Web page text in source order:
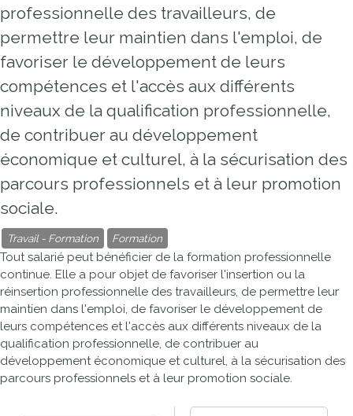
professionnelle des travailleurs, de
permettre leur maintien dans l'emploi, de
favoriser le développement de leurs
compétences et l'accès aux différents
niveaux de la qualification professionnelle,
de contribuer au développement
économique et culturel, à la sécurisation des
parcours professionnels et à leur promotion
sociale.
Travail - Formation Formation
Tout salarié peut bénéficier de la formation professionnelle
continue. Elle a pour objet de favoriser l'insertion ou la
réinsertion professionnelle des travailleurs, de permettre leur
maintien dans l'emploi, de favoriser le développement de
leurs compétences et l'accès aux différents niveaux de la
qualification professionnelle, de contribuer au
développement économique et culturel, à la sécurisation des
parcours professionnels et à leur promotion sociale.